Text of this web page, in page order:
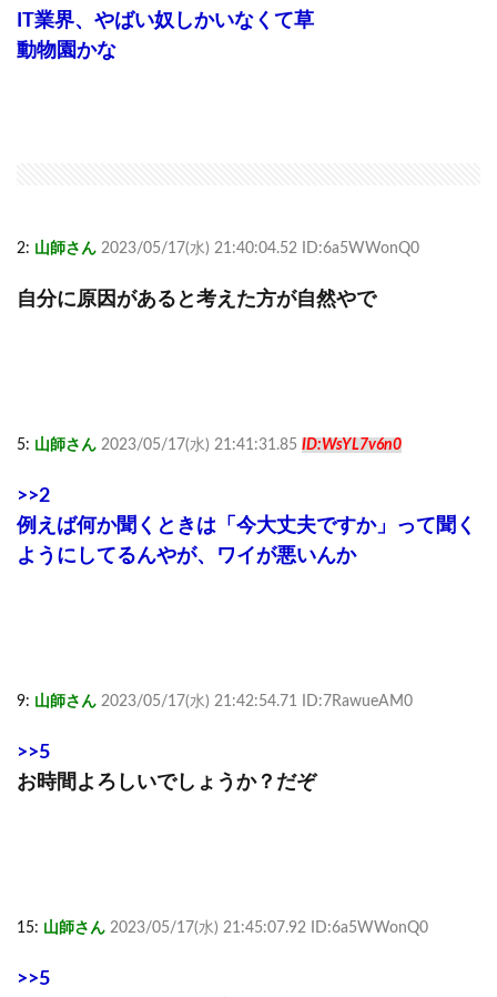
IT業界、やばい奴しかいなくて草
動物園かな
2: 山師さん 2023/05/17(水) 21:40:04.52 ID:6a5WWonQ0
自分に原因があると考えた方が自然やで
5: 山師さん 2023/05/17(水) 21:41:31.85 ID:WsYL7v6n0
>>2
例えば何か聞くときは「今大丈夫ですか」って聞く
ようにしてるんやが、ワイが悪いんか
9: 山師さん 2023/05/17(水) 21:42:54.71 ID:7RawueAM0
>>5
お時間よろしいでしょうか？だぞ
15: 山師さん 2023/05/17(水) 21:45:07.92 ID:6a5WWonQ0
>>5